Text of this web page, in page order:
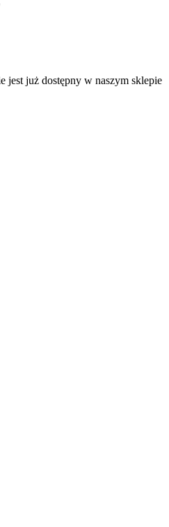
jest już dostępny w naszym sklepie